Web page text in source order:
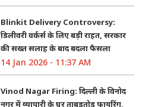
Blinkit Delivery Controversy:
डिलीवरी वर्कर्स के लिए बड़ी राहत, सरकार
की सख्त सलाह के बाद बदला फैसला
14 Jan 2026 - 11:37 AM
Vinod Nagar Firing: दिल्ली के विनोद
नगर में व्यापारी के घर ताबड़तोड़ फायरिंग,